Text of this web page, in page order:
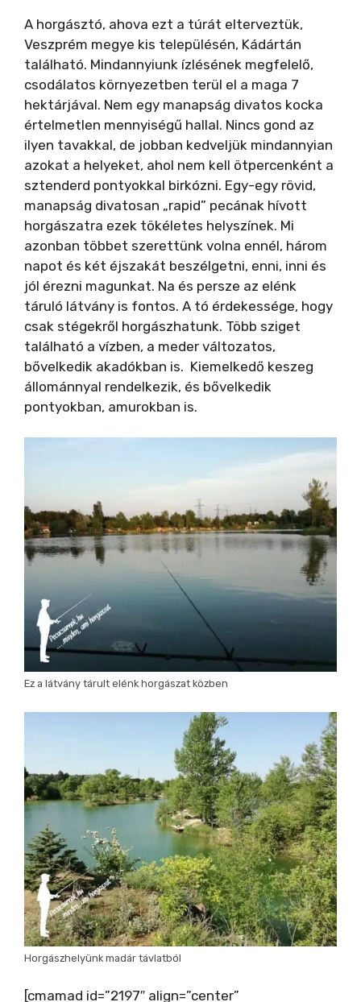
A horgásztó, ahova ezt a túrát elterveztük,
Veszprém megye kis településén, Kádártán
található. Mindannyiunk ízlésének megfelelő,
csodálatos környezetben terül el a maga 7
hektárjával. Nem egy manapság divatos kocka
értelmetlen mennyiségű hallal. Nincs gond az
ilyen tavakkal, de jobban kedveljük mindannyian
azokat a helyeket, ahol nem kell ötpercenként a
sztenderd pontyokkal birkózni. Egy-egy rövid,
manapság divatosan „rapid” pecának hívott
horgászatra ezek tökéletes helyszínek. Mi
azonban többet szerettünk volna ennél, három
napot és két éjszakát beszélgetni, enni, inni és
jól érezni magunkat. Na és persze az elénk
táruló látvány is fontos. A tó érdekessége, hogy
csak stégekről horgászhatunk. Több sziget
található a vízben, a meder változatos,
bővelkedik akadókban is. Kiemelkedő keszeg
állománnyal rendelkezik, és bővelkedik
pontyokban, amurokban is.
Ez a látvány tárult elénk horgászat közben
Horgászhelyünk madár távlatból
[cmamad id=”2197″ align=”center”